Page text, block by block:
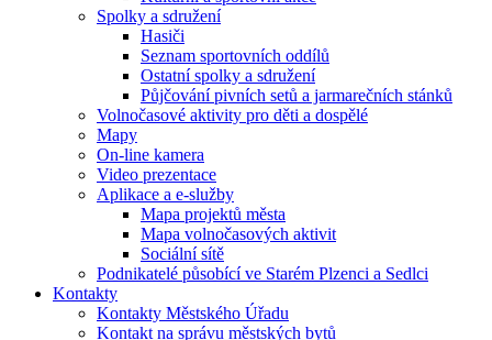
Spolky a sdružení
Hasiči
Seznam sportovních oddílů
Ostatní spolky a sdružení
Půjčování pivních setů a jarmarečních stánků
Volnočasové aktivity pro děti a dospělé
Mapy
On-line kamera
Video prezentace
Aplikace a e-služby
Mapa projektů města
Mapa volnočasových aktivit
Sociální sítě
Podnikatelé působící ve Starém Plzenci a Sedlci
Kontakty
Kontakty Městského Úřadu
Kontakt na správu městských bytů